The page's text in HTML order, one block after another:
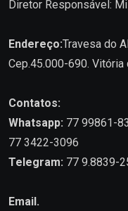
Diretor Responsável:
Endereço:Travesa do
Cep.45.000-690. Vitória
Contatos:
Whatsapp: 77 99861-
77 3422-3096
Telegram: 77 9.8839-
Email.